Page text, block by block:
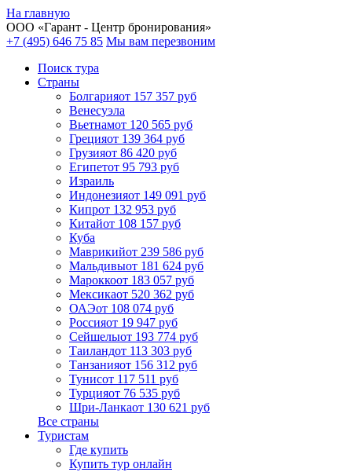
На главную
ООО «Гарант - Центр бронирования»
+7 (495) 646 75 85 Мы вам перезвоним
Поиск тура
Cтраны
Болгарияот 157 357 руб
Венесуэла
Вьетнамот 120 565 руб
Грецияот 139 364 руб
Грузияот 86 420 руб
Египетот 95 793 руб
Израиль
Индонезияот 149 091 руб
Кипрот 132 953 руб
Китайот 108 157 руб
Куба
Маврикийот 239 586 руб
Мальдивыот 181 624 руб
Мароккоот 183 057 руб
Мексикаот 520 362 руб
ОАЭот 108 074 руб
Россияот 19 947 руб
Сейшелыот 193 774 руб
Таиландот 113 303 руб
Танзанияот 156 312 руб
Тунисот 117 511 руб
Турцияот 76 535 руб
Шри-Ланкаот 130 621 руб
Все страны
Туристам
Где купить
Купить тур онлайн